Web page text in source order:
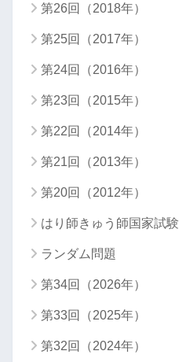
第26回（2018年）
第25回（2017年）
第24回（2016年）
第23回（2015年）
第22回（2014年）
第21回（2013年）
第20回（2012年）
はり師きゅう師国家試験
ランダム問題
第34回（2026年）
第33回（2025年）
第32回（2024年）